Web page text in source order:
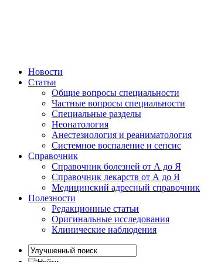
Новости
Статьи
Общие вопросы специальности
Частные вопросы специальности
Специальные разделы
Неонатология
Анестезиология и реаниматология
Системное воспаление и сепсис
Справочник
Справочник болезней от А до Я
Справочник лекарств от А до Я
Медицинский адресный справочник
Полезности
Редакционные статьи
Оригинальные исследования
Клинические наблюдения